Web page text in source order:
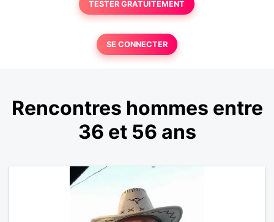
TESTER GRATUITEMENT
SE CONNECTER
Rencontres hommes entre
36 et 56 ans